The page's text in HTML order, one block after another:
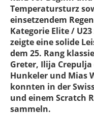
Temperatursturz
einsetzendem
Kategorie Elite /
zeigte eine solide
dem 25. Rang
Greter, Ilija
Hunkeler und Mias
konnten in der
und einem Scratch
sammeln.